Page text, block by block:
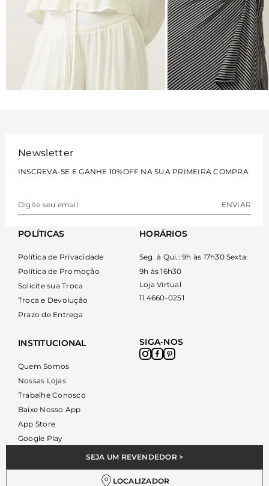
Newsletter
INSCREVA-SE E GANHE 10%OFF NA SUA PRIMEIRA COMPRA
ENVIAR
LOCALIZADOR
SEJA UM REVENDEDOR >
INSTITUCIONAL
Quem Somos
Nossas Lojas
Trabalhe Conosco
Baixe Nosso App
App Store
Google Play
POLÍTICAS
Política de Privacidade
Política de Promoção
Solicite sua Troca
Troca e Devolução
Prazo de Entrega
HORÁRIOS
Seg. à Qui.: 9h às 17h30 Sexta:
9h às 16h30
Loja Virtual
11 4660-0251
SIGA-NOS